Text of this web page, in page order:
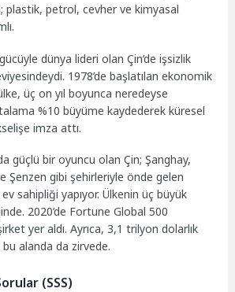
plastik, petrol, cevher ve kimyasal
dünya lideri olan Çin’de işsizlik
1978’de başlatılan ekonomik
üç on yıl boyunca neredeyse
%10 büyüme kaydederek küresel
imza attı.
güçlü bir oyuncu olan Çin; Şanghay,
Şenzen gibi şehirleriyle önde gelen
sahipliği yapıyor. Ülkenin üç büyük
2020’de Fortune Global 500
yer aldı. Ayrıca, 3,1 trilyon dolarlık
alanda da zirvede.
(SSS)